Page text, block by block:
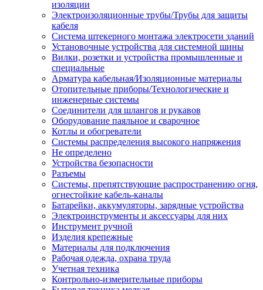
изоляции
Электроизоляционные трубы/Трубы для защиты
кабеля
Система штекерного монтажа электросети зданий
Установочные устройства для системной шины
Вилки, розетки и устройства промышленные и
специальные
Арматура кабельная/Изоляционные материалы
Отопительные приборы/Технологические и
инженерные системы
Соединители для шлангов и рукавов
Оборудование паяльное и сварочное
Котлы и обогреватели
Системы распределения высокого напряжения
Не определено
Устройства безопасности
Разъемы
Системы, препятствующие распространению огня,
огнестойкие кабель-каналы
Батарейки, аккумуляторы, зарядные устройства
Электроинструменты и аксессуары для них
Инструмент ручной
Изделия крепежные
Материалы для подключения
Рабочая одежда, охрана труда
Учетная техника
Контрольно-измерительные приборы